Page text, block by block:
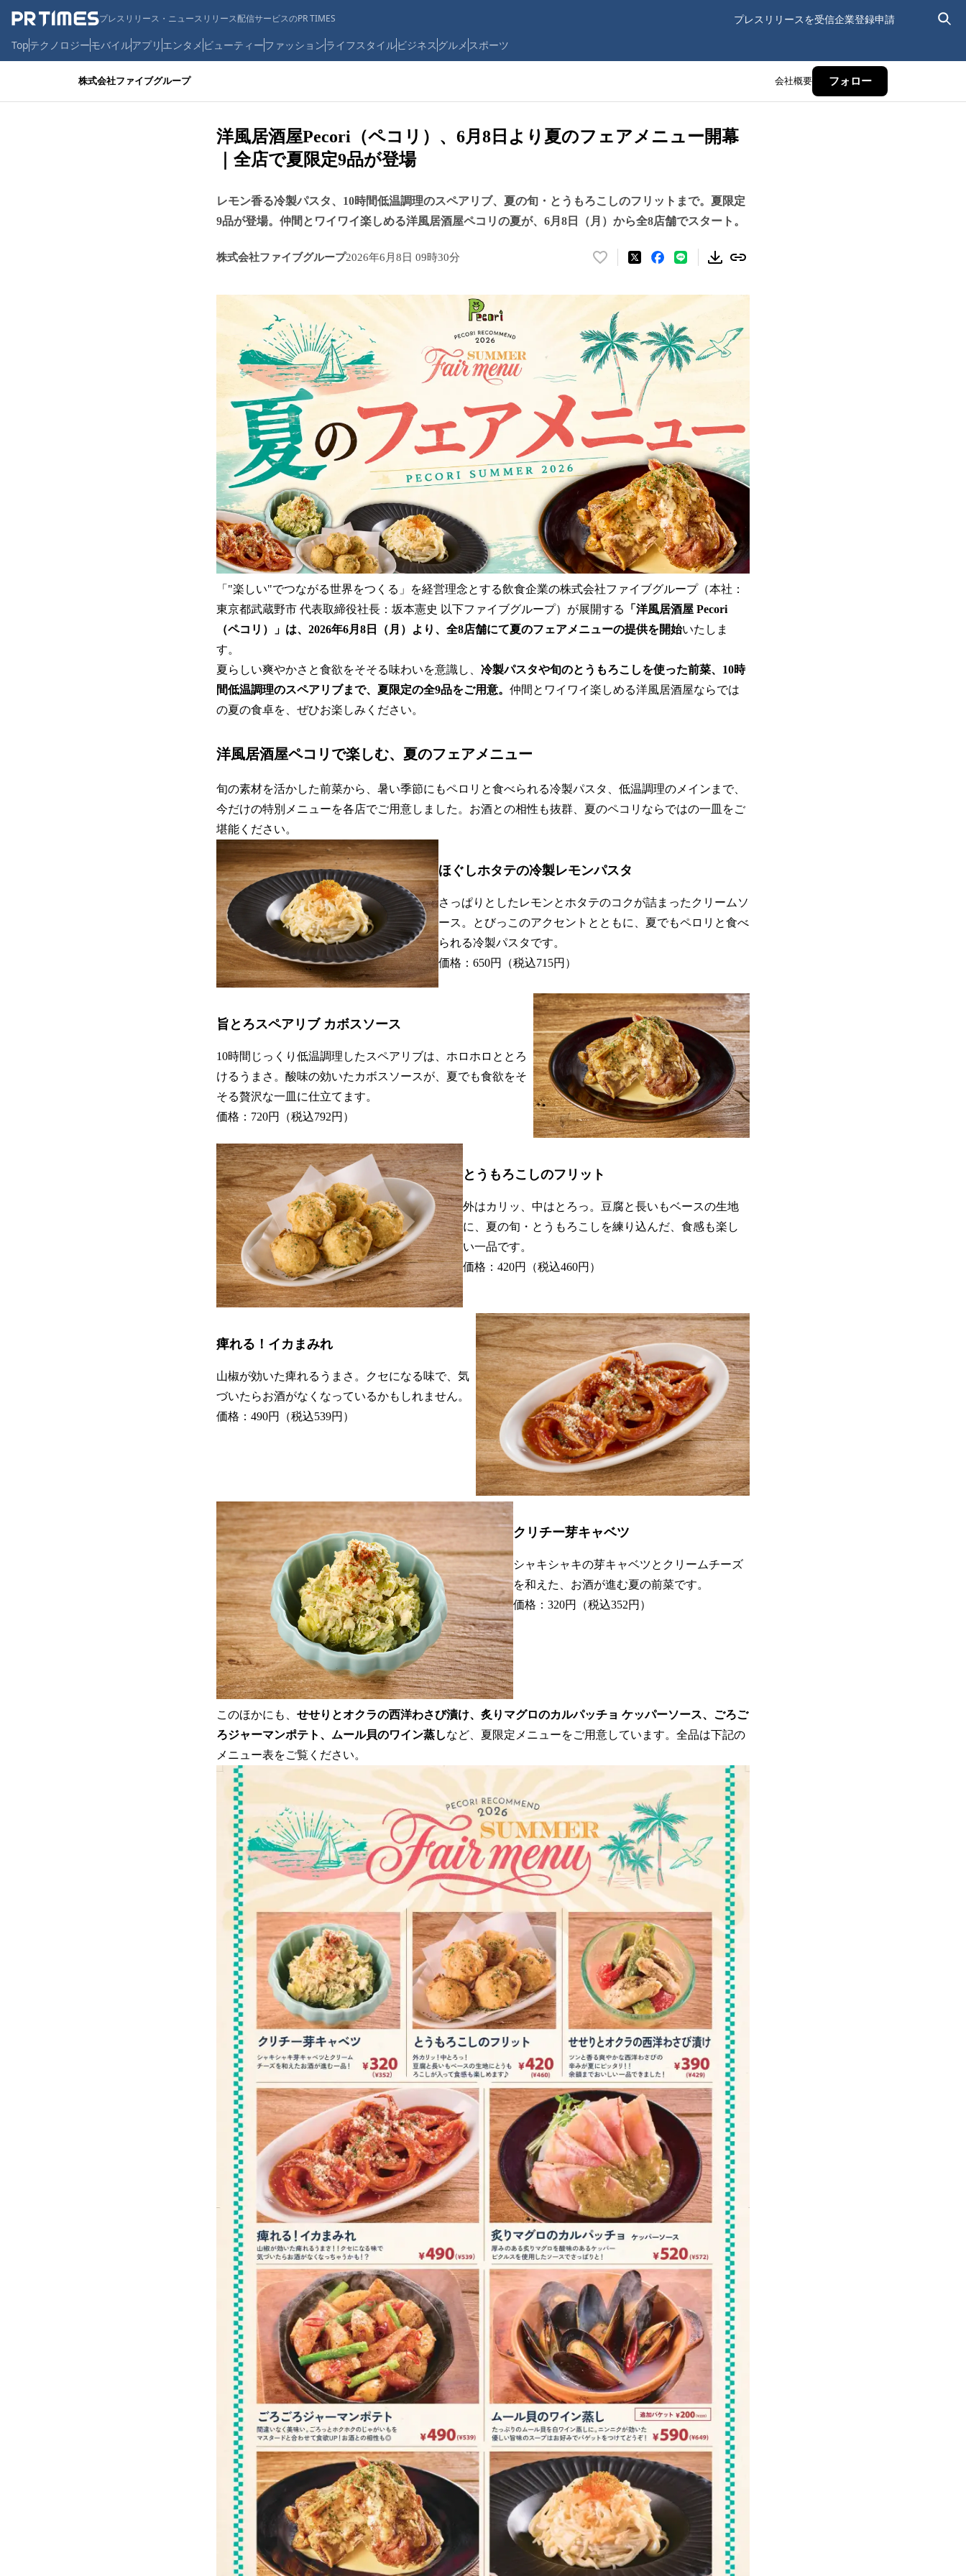
プレスリリース・ニュースリリース配信サービスのPR TIMES プレスリリースを受信企業登録申請
Topテクノロジーモバイルアプリ エンタメ ビューティーファッションライフスタイルビジネス グルメ スポーツ
株式会社ファイブグループ 会社概要 フォロー
洋風居酒屋Pecori（ペコリ）、6月8日より夏のフェアメニュー開幕
｜全店で夏限定9品が登場
レモン香る冷製パスタ、10時間低温調理のスペアリブ、夏の旬・とうもろこしのフリットまで。夏限定
9品が登場。仲間とワイワイ楽しめる洋風居酒屋ペコリの夏が、6月8日（月）から全8店舗でスタート。
株式会社ファイブグループ2026年6月8日 09時30分
い
ね
数
を
読
み
中
す
「"楽しい"でつながる世界をつくる」を経営理念とする飲食企業の株式会社ファイブグループ（本社：
東京都武蔵野市 代表取締役社長：坂本憲史 以下ファイブグループ）が展開する
「洋風居酒屋 Pecori
（ペコリ）」は、2026年6月8日（月）より、全8店舗にて夏のフェアメニューの提供を開始いたしま
す。
夏らしい爽やかさと食欲をそそる味わいを意識し、 冷製パスタや旬のとうもろこしを使った前菜、10時
間低温調理のスペアリブまで、夏限定の全9品をご用意。 仲間とワイワイ楽しめる洋風居酒屋ならでは
の夏の食卓を、ぜひお楽しみください。
洋風居酒屋ペコリで楽しむ、夏のフェアメニュー
旬の素材を活かした前菜から、暑い季節にもペロリと食べられる冷製パスタ、低温調理のメインまで、
今だけの特別メニューを各店でご用意しました。お酒との相性も抜群、夏のペコリならではの一皿をご
堪能ください。
ほぐしホタテの冷製レモンパスタ
さっぱりとしたレモンとホタテのコクが詰まったクリームソ
ース。とびっこのアクセントとともに、夏でもペロリと食べ
られる冷製パスタです。
価格：650円（税込715円）
旨とろスペアリブ カボスソース
10時間じっくり低温調理したスペアリブは、ホロホロととろ
けるうまさ。酸味の効いたカボスソースが、夏でも食欲をそ
そる贅沢な一皿に仕立てます。
価格：720円（税込792円）
とうもろこしのフリット
外はカリッ、中はとろっ。豆腐と長いもベースの生地
に、夏の旬・とうもろこしを練り込んだ、食感も楽し
い一品です。
価格：420円（税込460円）
痺れる！イカまみれ
山椒が効いた痺れるうまさ。クセになる味で、気
づいたらお酒がなくなっているかもしれません。
価格：490円（税込539円）
クリチー芽キャベツ
シャキシャキの芽キャベツとクリームチーズ
を和えた、お酒が進む夏の前菜です。
価格：320円（税込352円）
このほかにも、 せせりとオクラの西洋わさび漬け、炙りマグロのカルパッチョ ケッパーソース、ごろご
ろジャーマンポテト、ムール貝のワイン蒸しなど、夏限定メニューをご用意しています。全品は下記の
メニュー表をご覧ください。